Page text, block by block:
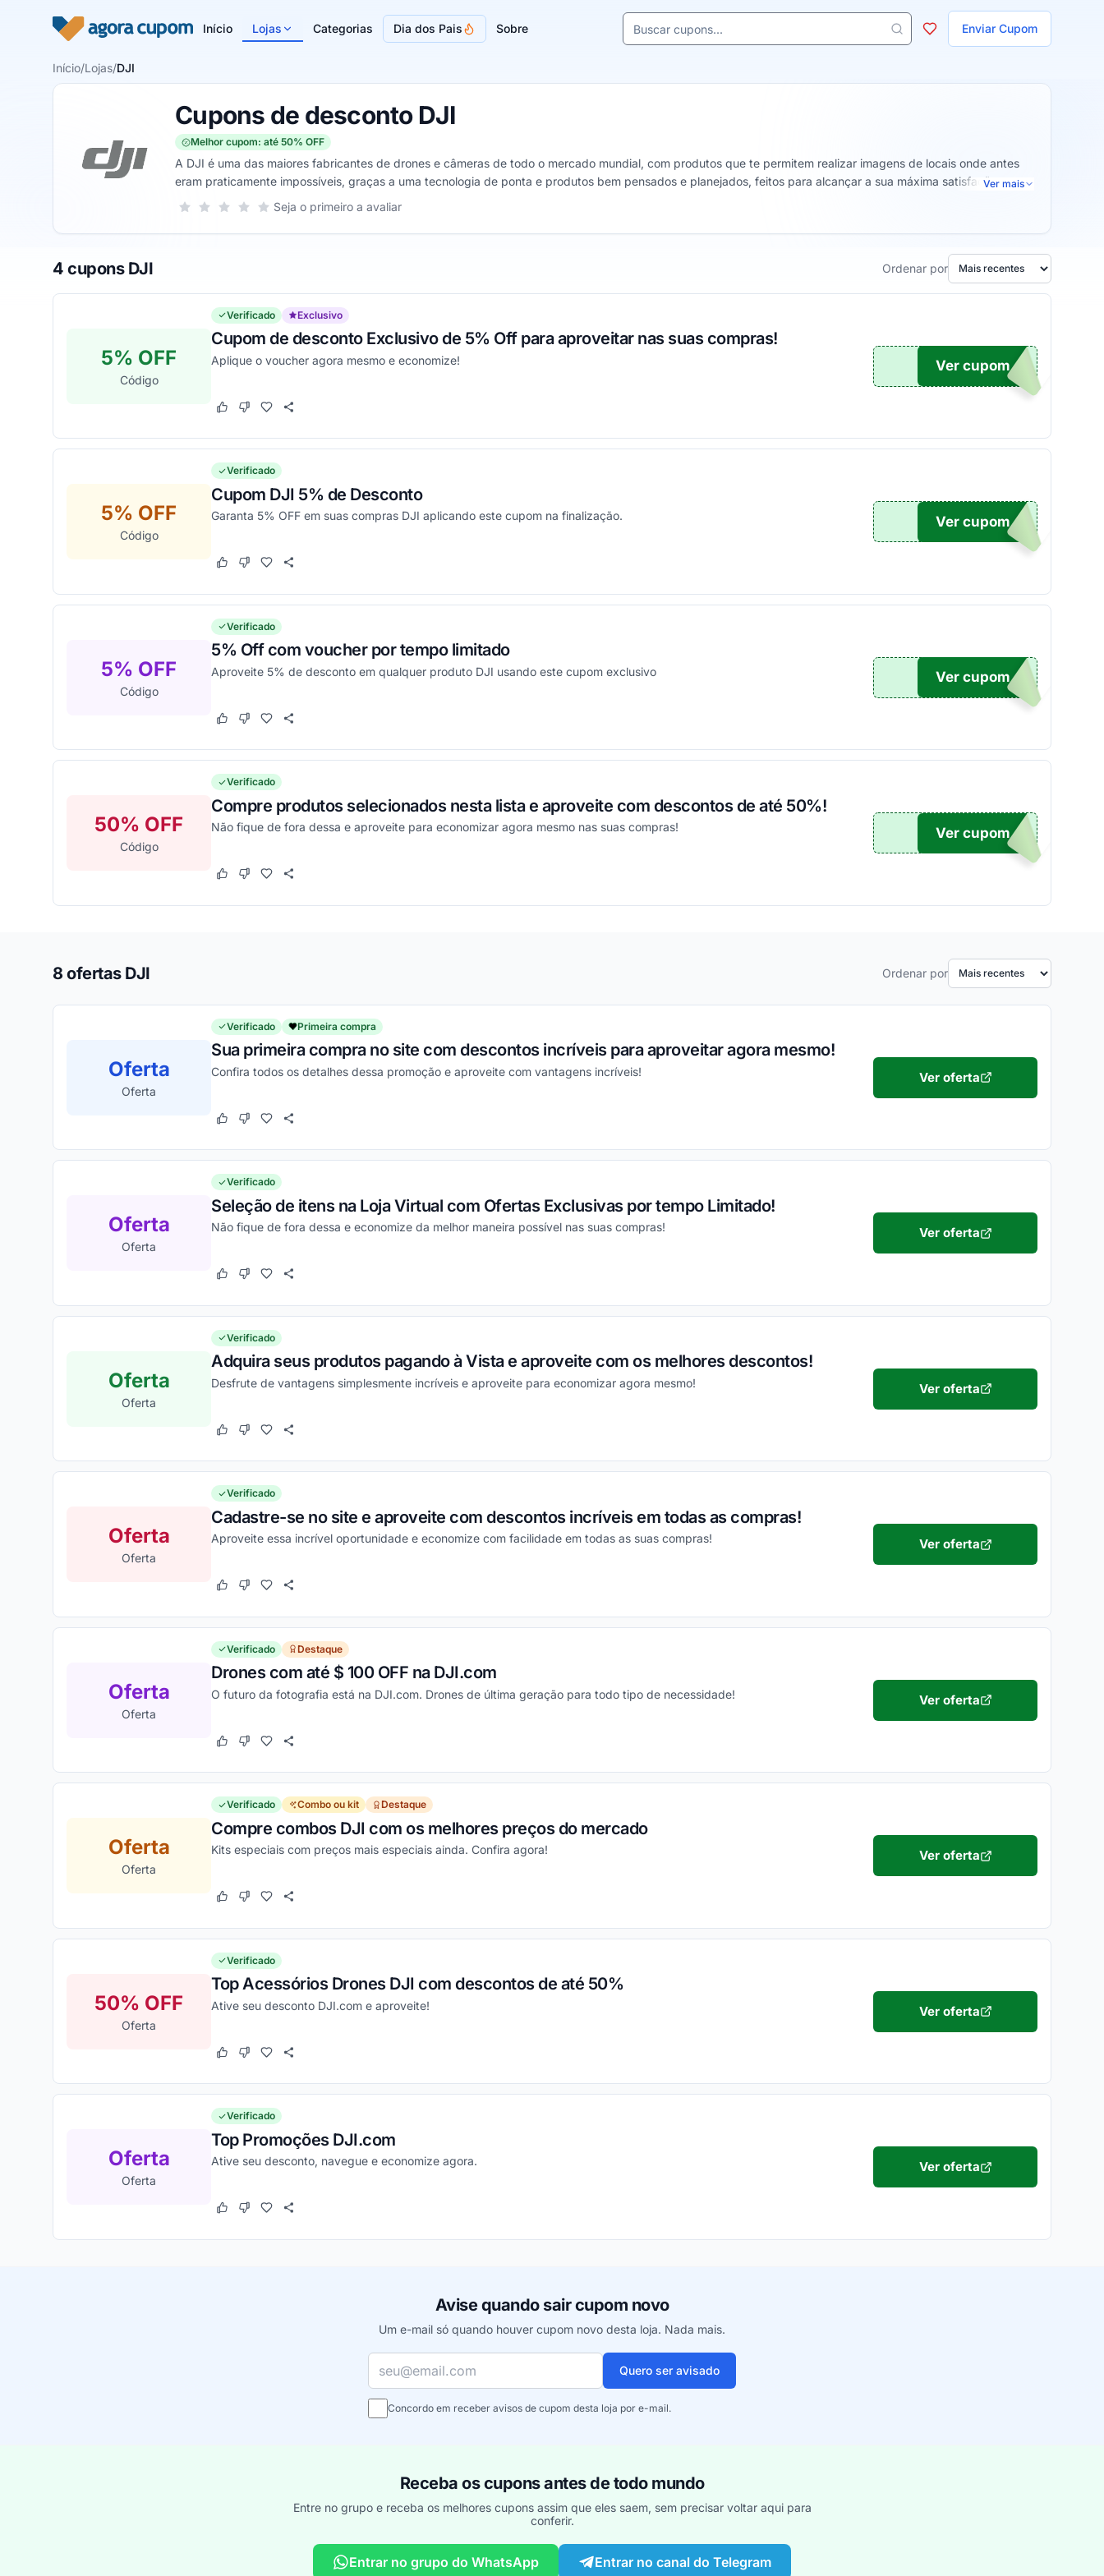
Início Lojas Categorias Dia dos Pais Sobre Enviar Cupom
Buscar cupons e lojas
Início/Lojas/DJI
Cupons de desconto DJI
Melhor cupom: até 50% OFF
A DJI é uma das maiores fabricantes de drones e câmeras de todo o mercado mundial, com produtos que te permitem realizar imagens de locais onde antes
eram praticamente impossíveis, graças a uma tecnologia de ponta e produtos bem pensados e planejados, feitos para alcançar a sua máxima satisfação e te
permitir registrar os melhores momentos da melhor forma possível.
Ver mais
Sua nota para DJI, de 1 a 5 estrelas
5 estrelas
4 estrelas
3 estrelas
2 estrelas
1 estrela Seja o primeiro a avaliar
4 cupons DJI Ordenar por
5% OFF
Código
Verificado Exclusivo
Cupom de desconto Exclusivo de 5% Off para aproveitar nas suas compras!
Aplique o voucher agora mesmo e economize!
Este cupom funcionou
Este cupom não funcionou
UPOM
Ver cupom
5% OFF
Código
Verificado
Cupom DJI 5% de Desconto
Garanta 5% OFF em suas compras DJI aplicando este cupom na finalização.
Este cupom funcionou
Este cupom não funcionou
I5
Ver cupom
5% OFF
Código
Verificado
5% Off com voucher por tempo limitado
Aproveite 5% de desconto em qualquer produto DJI usando este cupom exclusivo
Este cupom funcionou
Este cupom não funcionou
IAL
Ver cupom
50% OFF
Código
Verificado
Compre produtos selecionados nesta lista e aproveite com descontos de até 50%!
Não fique de fora dessa e aproveite para economizar agora mesmo nas suas compras!
Este cupom funcionou
Este cupom não funcionou
TICO
Ver cupom
8 ofertas DJI Ordenar por
Oferta
Oferta
Verificado Primeira compra
Sua primeira compra no site com descontos incríveis para aproveitar agora mesmo!
Confira todos os detalhes dessa promoção e aproveite com vantagens incríveis!
Este cupom funcionou
Este cupom não funcionou
Ver oferta
Oferta
Oferta
Verificado
Seleção de itens na Loja Virtual com Ofertas Exclusivas por tempo Limitado!
Não fique de fora dessa e economize da melhor maneira possível nas suas compras!
Este cupom funcionou
Este cupom não funcionou
Ver oferta
Oferta
Oferta
Verificado
Adquira seus produtos pagando à Vista e aproveite com os melhores descontos!
Desfrute de vantagens simplesmente incríveis e aproveite para economizar agora mesmo!
Este cupom funcionou
Este cupom não funcionou
Ver oferta
Oferta
Oferta
Verificado
Cadastre-se no site e aproveite com descontos incríveis em todas as compras!
Aproveite essa incrível oportunidade e economize com facilidade em todas as suas compras!
Este cupom funcionou
Este cupom não funcionou
Ver oferta
Oferta
Oferta
Verificado Destaque
Drones com até $ 100 OFF na DJI.com
O futuro da fotografia está na DJI.com. Drones de última geração para todo tipo de necessidade!
Este cupom funcionou
Este cupom não funcionou
Ver oferta
Oferta
Oferta
Verificado Combo ou kit Destaque
Compre combos DJI com os melhores preços do mercado
Kits especiais com preços mais especiais ainda. Confira agora!
Este cupom funcionou
Este cupom não funcionou
Ver oferta
50% OFF
Oferta
Verificado
Top Acessórios Drones DJI com descontos de até 50%
Ative seu desconto DJI.com e aproveite!
Este cupom funcionou
Este cupom não funcionou
Ver oferta
Oferta
Oferta
Verificado
Top Promoções DJI.com
Ative seu desconto, navegue e economize agora.
Este cupom funcionou
Este cupom não funcionou
Ver oferta
Avise quando sair cupom novo
Um e-mail só quando houver cupom novo desta loja. Nada mais.
Seu e-mail
Quero ser avisado
Concordo em receber avisos de cupom desta loja por e-mail.
Receba os cupons antes de todo mundo
Entre no grupo e receba os melhores cupons assim que eles saem, sem precisar voltar aqui para
conferir.
Entrar no grupo do WhatsApp Entrar no canal do Telegram